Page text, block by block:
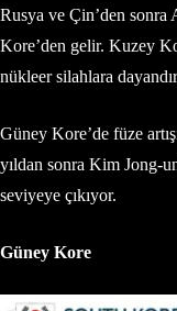
Rusya ve Çin’den sonra
Kore’den gelir. Kuzey
nükleer silahlara
Güney Kore’de füze
yıldan sonra Kim Jong-
seviyeye çıkıyor.
Güney Kore